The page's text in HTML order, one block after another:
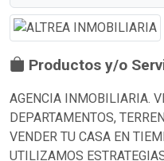
Productos y/o
AGENCIA INMOBILIARIA.
DEPARTAMENTOS,
VENDER TU CASA EN
UTILIZAMOS